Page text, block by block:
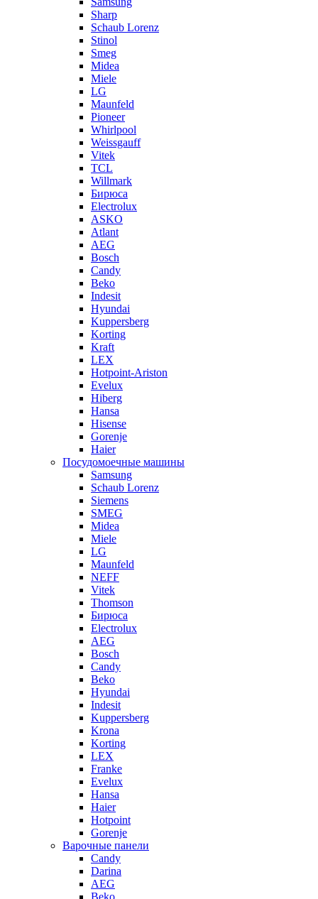
Sharp
Schaub Lorenz
Stinol
Smeg
Midea
Miele
LG
Maunfeld
Pioneer
Whirlpool
Weissgauff
Vitek
TCL
Willmark
Бирюса
Electrolux
ASKO
Atlant
AEG
Bosch
Candy
Beko
Indesit
Hyundai
Kuppersberg
Korting
Kraft
LEX
Hotpoint-Ariston
Evelux
Hiberg
Hansa
Hisense
Gorenje
Haier
Посудомоечные машины
Samsung
Schaub Lorenz
Siemens
SMEG
Midea
Miele
LG
Maunfeld
NEFF
Vitek
Thomson
Бирюса
Electrolux
AEG
Bosch
Candy
Beko
Hyundai
Indesit
Kuppersberg
Krona
Korting
LEX
Franke
Evelux
Hansa
Haier
Hotpoint
Gorenje
Варочные панели
Candy
Darina
AEG